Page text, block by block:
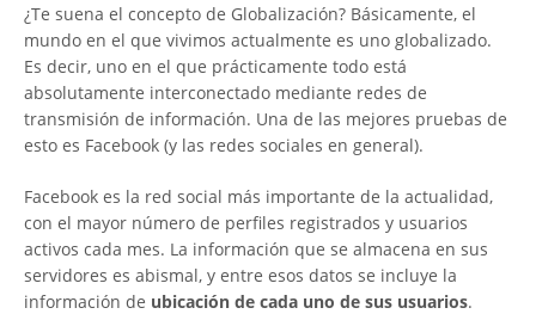
¿Te suena el concepto de Globalización? Básicamente, el
mundo en el que vivimos actualmente es uno globalizado.
Es decir, uno en el que prácticamente todo está
absolutamente interconectado mediante redes de
transmisión de información. Una de las mejores pruebas de
esto es Facebook (y las redes sociales en general).
Facebook es la red social más importante de la actualidad,
con el mayor número de perfiles registrados y usuarios
activos cada mes. La información que se almacena en sus
servidores es abismal, y entre esos datos se incluye la
información de ubicación de cada uno de sus usuarios.